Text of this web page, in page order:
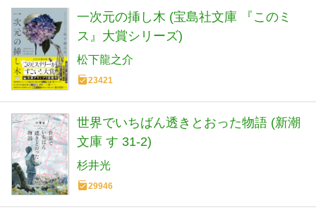
一次元の挿し木 (宝島社文庫 『このミ
ス』大賞シリーズ)
松下龍之介
23421
世界でいちばん透きとおった物語 (新潮
文庫 す 31-2)
杉井光
29946